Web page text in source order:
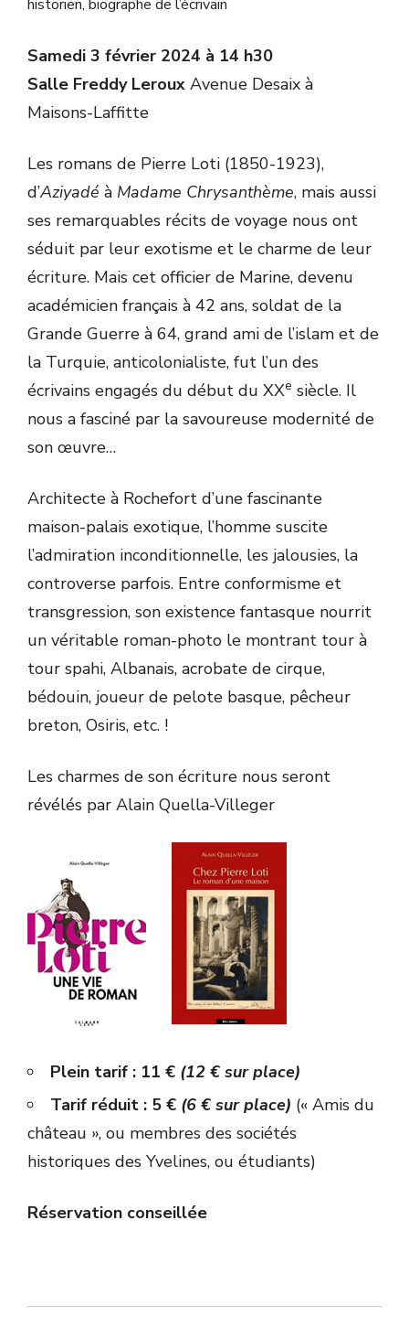
historien, biographe de l’écrivain
Samedi 3 février 2024 à 14 h30
Salle Freddy Leroux Avenue Desaix à
Maisons-Laffitte
Les romans de Pierre Loti (1850-1923),
d’Aziyadé à Madame Chrysanthème, mais aussi
ses remarquables récits de voyage nous ont
séduit par leur exotisme et le charme de leur
écriture. Mais cet officier de Marine, devenu
académicien français à 42 ans, soldat de la
Grande Guerre à 64, grand ami de l’islam et de
la Turquie, anticolonialiste, fut l’un des
écrivains engagés du début du XXe siècle. Il
nous a fasciné par la savoureuse modernité de
son œuvre…
Architecte à Rochefort d’une fascinante
maison-palais exotique, l’homme suscite
l’admiration inconditionnelle, les jalousies, la
controverse parfois. Entre conformisme et
transgression, son existence fantasque nourrit
un véritable roman-photo le montrant tour à
tour spahi, Albanais, acrobate de cirque,
bédouin, joueur de pelote basque, pêcheur
breton, Osiris, etc. !
Les charmes de son écriture nous seront
révélés par Alain Quella-Villeger
Plein tarif : 11 € (12 € sur place)
Tarif réduit : 5 € (6 € sur place) (« Amis du
château », ou membres des sociétés
historiques des Yvelines, ou étudiants)
Réservation conseillée